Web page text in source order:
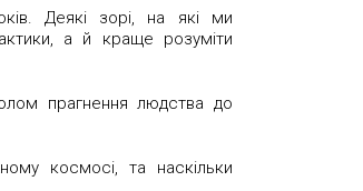
Деякі зорі, на які ми
а й краще розуміти
прагнення людства до
космосі, та наскільки